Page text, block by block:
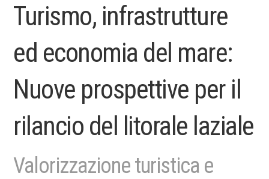
Turismo, infrastrutture
ed economia del mare:
Nuove prospettive per il
rilancio del litorale laziale
Valorizzazione turistica e